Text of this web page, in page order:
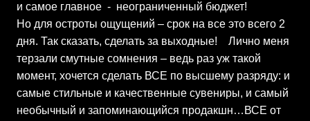
и самое главное - неограниченный бюджет!
Но для остроты ощущений – срок на все это всего 2
дня. Так сказать, сделать за выходные! Лично меня
терзали смутные сомнения – ведь раз уж такой
момент, хочется сделать ВСЕ по высшему разряду: и
самые стильные и качественные сувениры, и самый
необычный и запоминающийся продакшн…ВСЕ от